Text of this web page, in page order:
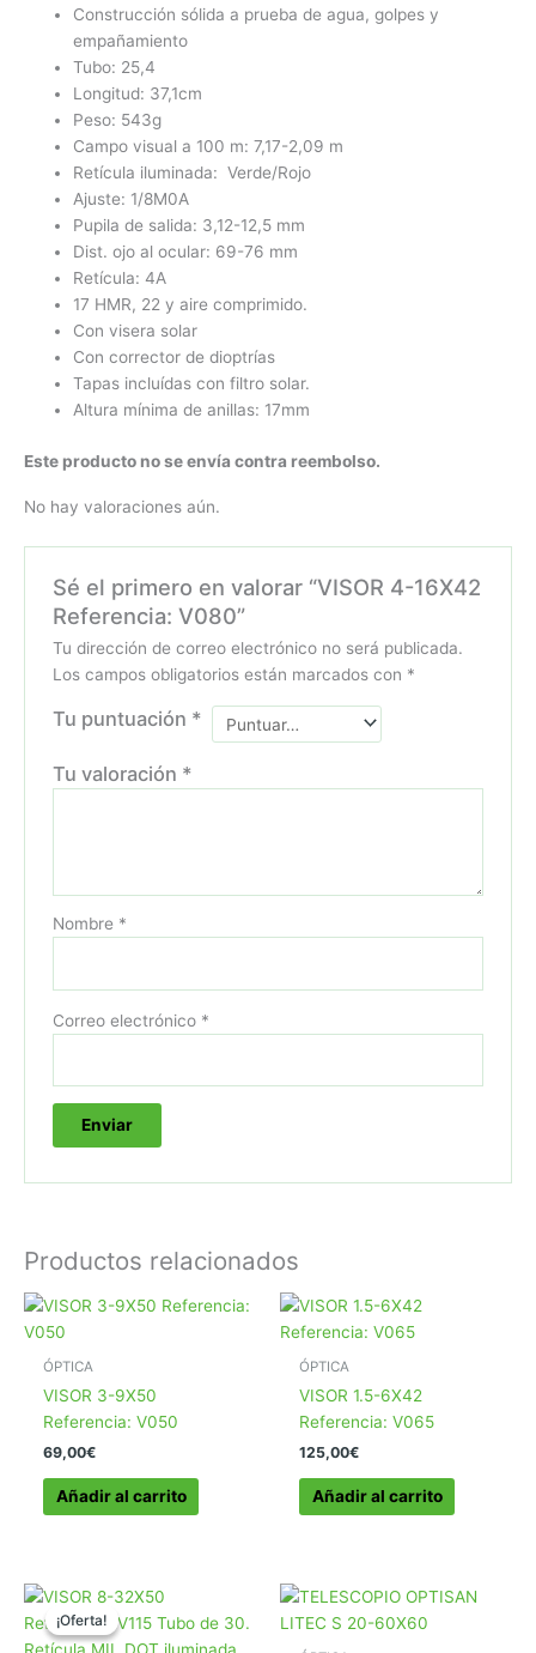
Construcción sólida a prueba de agua, golpes y
empañamiento
Tubo: 25,4
Longitud: 37,1cm
Peso: 543g
Campo visual a 100 m: 7,17-2,09 m
Retícula iluminada: Verde/Rojo
Ajuste: 1/8M0A
Pupila de salida: 3,12-12,5 mm
Dist. ojo al ocular: 69-76 mm
Retícula: 4A
17 HMR, 22 y aire comprimido.
Con visera solar
Con corrector de dioptrías
Tapas incluídas con filtro solar.
Altura mínima de anillas: 17mm
Este producto no se envía contra reembolso.
No hay valoraciones aún.
Sé el primero en valorar “VISOR 4-16X42
Referencia: V080”
Tu dirección de correo electrónico no será publicada.
Los campos obligatorios están marcados con *
Tu puntuación *
Tu valoración *
Nombre *
Correo electrónico *
Productos relacionados
ÓPTICA
VISOR 3-9X50
Referencia: V050
69,00€
Añadir al carrito
ÓPTICA
VISOR 1.5-6X42
Referencia: V065
125,00€
Añadir al carrito
¡Oferta!
¡Oferta!